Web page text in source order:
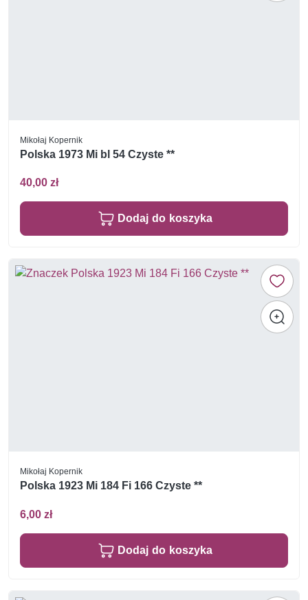
Mikołaj Kopernik
Polska 1973 Mi bl 54 Czyste **
40,00 zł
Dodaj do koszyka
Mikołaj Kopernik
Polska 1923 Mi 184 Fi 166 Czyste **
6,00 zł
Dodaj do koszyka